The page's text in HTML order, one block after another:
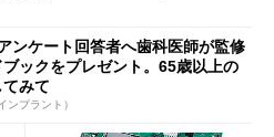
ンケート回答者へ歯科医師が監修
ブックをプレゼント。65歳以上の
みて
ンプラント）